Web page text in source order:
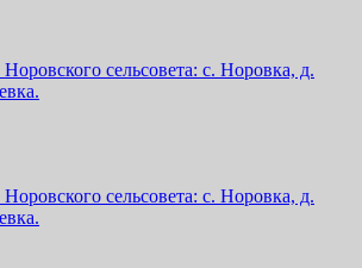
сельсовета: с. Норовка, д.
сельсовета: с. Норовка, д.